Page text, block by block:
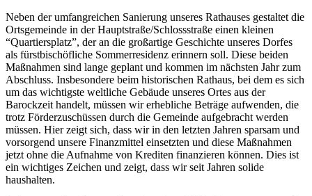
Neben der umfangreichen Sanierung unseres Rathauses gestaltet die
Ortsgemeinde in der Hauptstraße/Schlossstraße einen kleinen
“Quartiersplatz”, der an die großartige Geschichte unseres Dorfes
als fürstbischöfliche Sommerresidenz erinnern soll. Diese beiden
Maßnahmen sind lange geplant und kommen im nächsten Jahr zum
Abschluss. Insbesondere beim historischen Rathaus, bei dem es sich
um das wichtigste weltliche Gebäude unseres Ortes aus der
Barockzeit handelt, müssen wir erhebliche Beträge aufwenden, die
trotz Förderzuschüssen durch die Gemeinde aufgebracht werden
müssen. Hier zeigt sich, dass wir in den letzten Jahren sparsam und
vorsorgend unsere Finanzmittel einsetzten und diese Maßnahmen
jetzt ohne die Aufnahme von Krediten finanzieren können. Dies ist
ein wichtiges Zeichen und zeigt, dass wir seit Jahren solide
haushalten.